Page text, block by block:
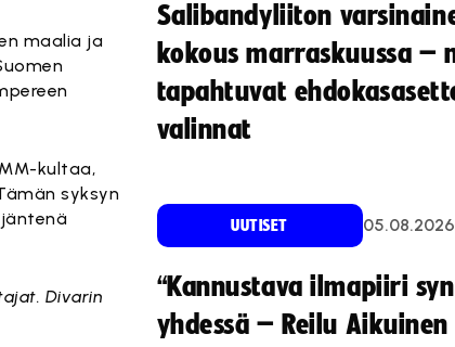
maalia ja
kultaa,
syksyn
Divarin
Salibandyliiton
kokous marraskuussa –
tapahtuvat
valinnat
UUTISET 05.08.2026
“Kannustava ilmapiiri
yhdessä – Reilu